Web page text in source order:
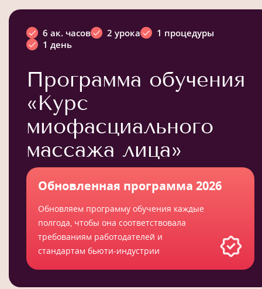
6 ак. часов 2 урока
1 процедуры
1 день
Программа обучения
«Курс
миофасциального
массажа лица»
Обновленная программа 2026
Обновляем программу обучения каждые
полгода, чтобы она соответствовала
требованиям работодателей и
стандартам бьюти-индустрии